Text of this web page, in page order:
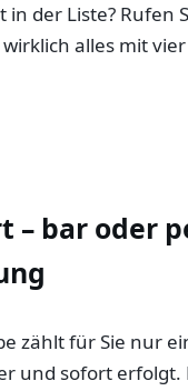
der Liste? Rufen
alles mit
– bar oder
zählt für Sie nur
und sofort erfolgt.